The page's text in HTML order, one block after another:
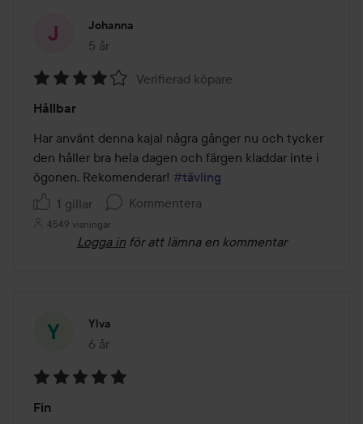
Johanna
5 år
Inlägget skapades 5 år
4
av
5
Verifierad köpare
Hållbar
Har använt denna kajal några gånger nu och tycker
den håller bra hela dagen och färgen kladdar inte i
ögonen. Rekomenderar! #tävling
1 gillar
Kommentera
4549 visningar
Logga in för att lämna en kommentar
Ylva
6 år
Inlägget skapades 6 år
5
Fin